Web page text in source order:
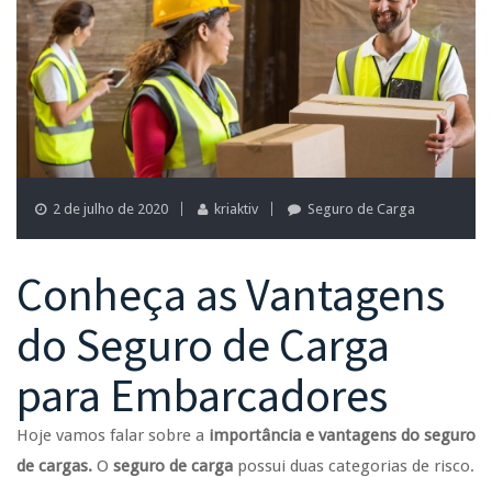
2 de julho de 2020 kriaktiv Seguro de Carga
Conheça as Vantagens
do Seguro de Carga
para Embarcadores
Hoje vamos falar sobre a importância e vantagens do seguro
de cargas. O seguro de carga possui duas categorias de risco.